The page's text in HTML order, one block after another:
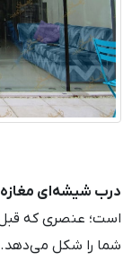
درب شیشه‌ای مغازه
است؛ عنصری که قبل
شما را شکل می‌دهد.